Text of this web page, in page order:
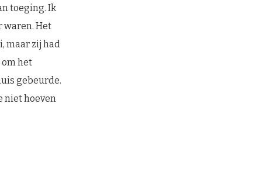
toeging. Ik
waren. Het
maar zij had
om het
gebeurde.
niet hoeven